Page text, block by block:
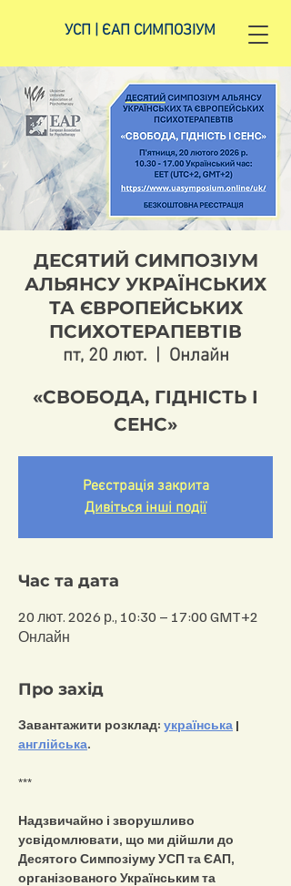
УСП | ЄАП СИМПОЗІУМ
ДЕСЯТИЙ СИМПОЗІУМ
АЛЬЯНСУ УКРАЇНСЬКИХ
ТА ЄВРОПЕЙСЬКИХ
ПСИХОТЕРАПЕВТІВ
пт, 20 лют.
  |
Онлайн
«СВОБОДА, ГІДНІСТЬ І
СЕНС»
Реєстрація закрита
Дивіться інші події
Час та дата
20 лют. 2026 р., 10:30 – 17:00 GMT+2
Онлайн
Про захід
Завантажити розклад: українська |
англійська.
***
Надзвичайно і зворушливо
усвідомлювати, що ми дійшли до
Десятого Симпозіуму УСП та ЄАП,
організованого Українським та